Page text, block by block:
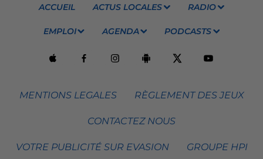
ACCUEIL ACTUS LOCALES RADIO
EMPLOI AGENDA PODCASTS
MENTIONS LEGALES RÈGLEMENT DES JEUX
CONTACTEZ NOUS
VOTRE PUBLICITÉ SUR EVASION GROUPE HPI